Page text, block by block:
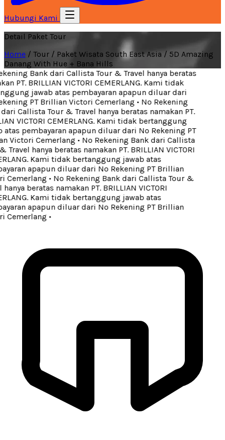
Hubungi Kami
Detail Paket Tour
Home / Tour / Paket Wisata South East Asia / 5D Amazing
Danang With Hue + Bana Hills
Bank dari Callista Tour & Travel hanya beratas
PT. BRILLIAN VICTORI CEMERLANG. Kami tidak
jawab atas pembayaran apapun diluar dari
PT Brillian Victori Cemerlang• No Rekening
Callista Tour & Travel hanya beratas namakan PT.
VICTORI CEMERLANG. Kami tidak bertanggung
pembayaran apapun diluar dari No Rekening PT
Victori Cemerlang• No Rekening Bank dari Callista
Travel hanya beratas namakan PT. BRILLIAN VICTORI
Kami tidak bertanggung jawab atas
apapun diluar dari No Rekening PT Brillian
Cemerlang• No Rekening Bank dari Callista Tour &
beratas namakan PT. BRILLIAN VICTORI
Kami tidak bertanggung jawab atas
apapun diluar dari No Rekening PT Brillian
Cemerlang•